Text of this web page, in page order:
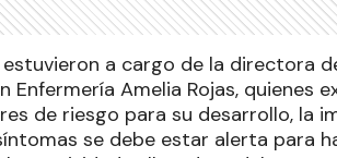
a cargo de la directora
Enfermería Amelia Rojas, quienes
de riesgo para su desarrollo, la
se debe estar alerta para